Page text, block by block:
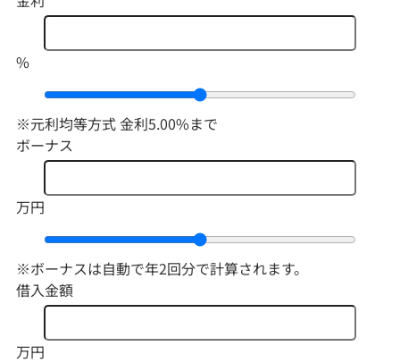
%
※元利均等方式 金利5.00%まで
ボーナス
万円
※ボーナスは自動で年2回分で計算されます。
借入金額
万円